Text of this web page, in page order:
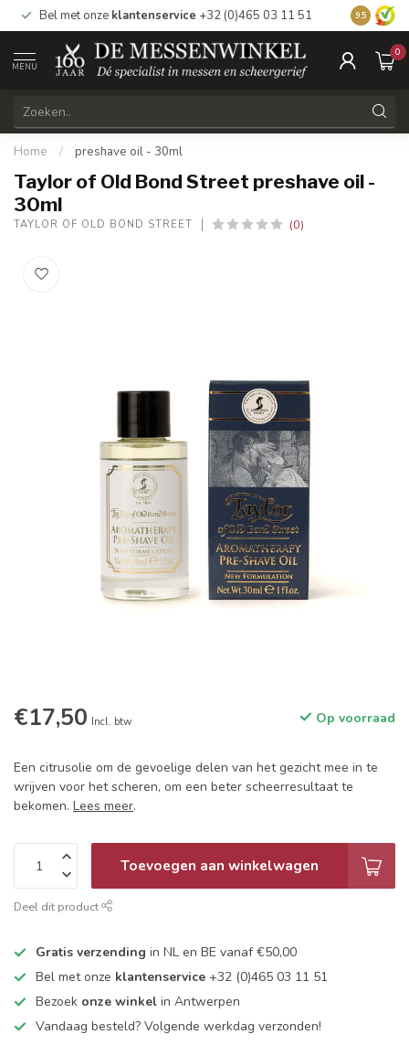
Bel met onze klantenservice +32 (0)465 03 11 51 Bezoek
9.5
MENU
0
Home / preshave oil - 30ml
Taylor of Old Bond Street preshave oil -
30ml
TAYLOR OF OLD BOND STREET (0)
€17,50 Incl. btw Op voorraad
Een citrusolie om de gevoelige delen van het gezicht mee in te
wrijven voor het scheren, om een beter scheerresultaat te
bekomen. Lees meer.
Toevoegen aan winkelwagen
Deel dit product
Gratis verzending in NL en BE vanaf €50,00
Bel met onze klantenservice +32 (0)465 03 11 51
Bezoek onze winkel in Antwerpen
Vandaag besteld? Volgende werkdag verzonden!